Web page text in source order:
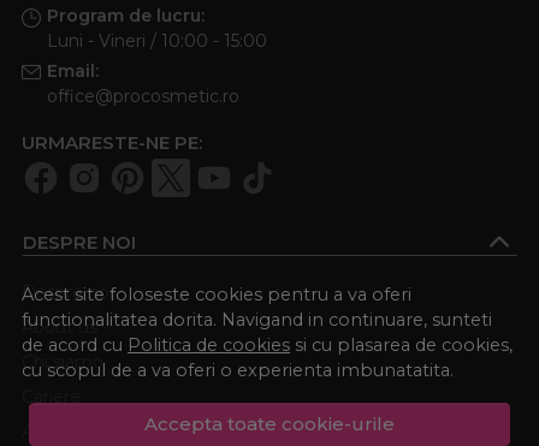
Acest site foloseste cookies pentru a va oferi
functionalitatea dorita. Navigand in continuare, sunteti
de acord cu Politica de cookies si cu plasarea de cookies,
cu scopul de a va oferi o experienta imbunatatita.
Accepta toate cookie-urile
Program de lucru:
Luni - Vineri / 10:00 - 15:00
Email:
office@procosmetic.ro
URMARESTE-NE PE:
DESPRE NOI
Despre noi
About us
Chi siamo
Academia Procosmetic